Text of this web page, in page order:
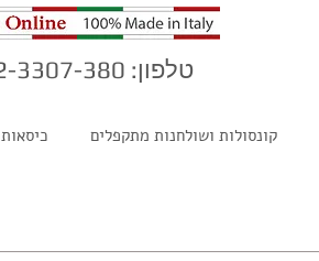
טלפון: 072-3307-380
כיסאות קונסולות ושולחנות מתקפלים